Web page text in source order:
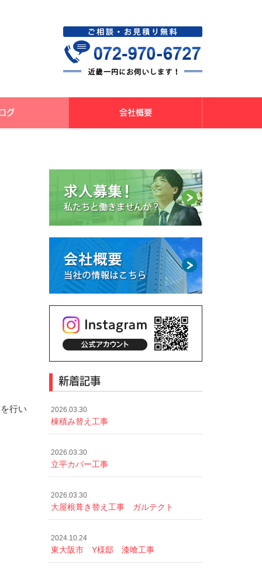
グ 会社概要
行い
新着記事
2026.03.30
棟積み替え工事
2026.03.30
立平カバー工事
2026.03.30
大屋根葺き替え工事 ガルテクト
2024.10.24
東大阪市 Y様邸 漆喰工事